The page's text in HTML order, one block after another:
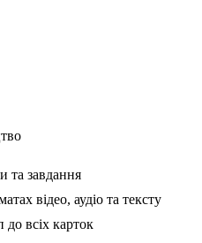
та завдання
відео, аудіо та тексту
всіх карток